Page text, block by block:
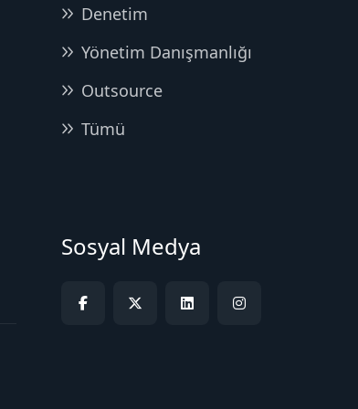
Denetim
Yönetim Danışmanlığı
Outsource
Tümü
Sosyal Medya